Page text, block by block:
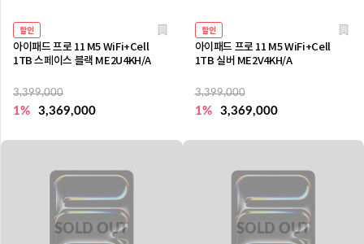
할인
아이패드 프로 11 M5 WiFi+Cell
1TB 스페이스 블랙 ME2U4KH/A
3,399,000
1% 3,369,000
할인
아이패드 프로 11 M5 WiFi+Cell
1TB 실버 ME2V4KH/A
3,399,000
1% 3,369,000